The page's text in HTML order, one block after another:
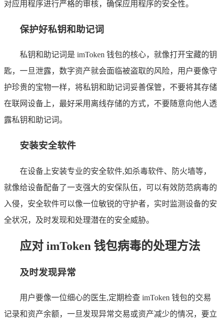
对应用程序进行严格的审核，确保应用程序的安全性。
保护好私钥和助记词
私钥和助记词是 imToken 钱包的核心，就像打开宝藏的钥
匙，一旦泄露，数字资产就会面临被盗取的风险，用户要像守
护珍贵的宝物一样，将私钥和助记词妥善保管，不要将其存储
在联网设备上，最好采用离线存储的方式，不要随意向他人透
露私钥和助记词。
安装安全软件
在设备上安装专业的安全软件,如杀毒软件、防火墙等，
就像给设备配备了一支强大的安保队伍，可以有效防范病毒的
入侵，安全软件可以像一位敏锐的守护者，实时监测设备的安
全状况，及时发现和处理潜在的安全威胁。
应对 imToken 钱包病毒的处理方法
及时发现异常
用户要像一位细心的医生,定期检查 imToken 钱包的交易
记录和资产余额，一旦发现异常交易或资产减少的情况，要立